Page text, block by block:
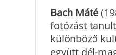
Bach Máté
fotózást
különböző
együtt dél-